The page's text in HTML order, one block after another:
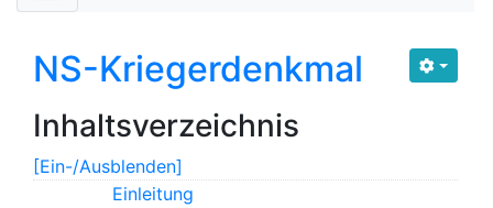
NS-Kriegerdenkmal
Inhaltsverzeichnis
[Ein-/Ausblenden]
Einleitung